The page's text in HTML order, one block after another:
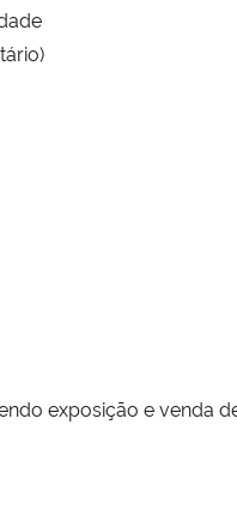
exposição e venda